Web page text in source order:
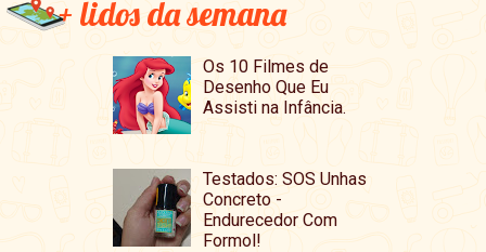
+ lidos da semana
Os 10 Filmes de
Desenho Que Eu
Assisti na Infância.
Testados: SOS Unhas
Concreto -
Endurecedor Com
Formol!